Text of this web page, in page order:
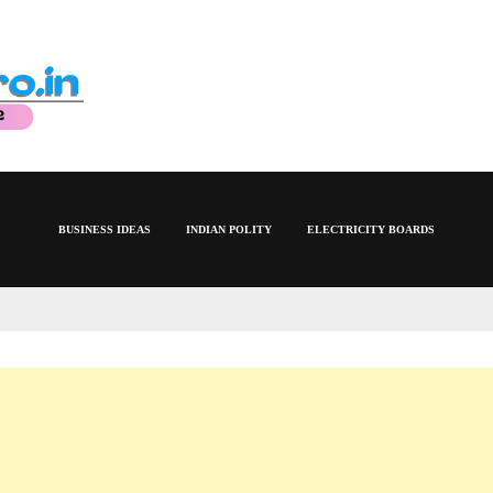
BUSINESS IDEAS INDIAN POLITY ELECTRICITY BOARDS